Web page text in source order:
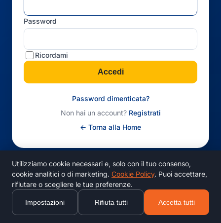
Password
Ricordami
Accedi
Password dimenticata?
Non hai un account? Registrati
← Torna alla Home
Utilizziamo cookie necessari e, solo con il tuo consenso,
cookie analitici o di marketing. Cookie Policy. Puoi accettare,
rifiutare o scegliere le tue preferenze.
Impostazioni Rifiuta tutti Accetta tutti